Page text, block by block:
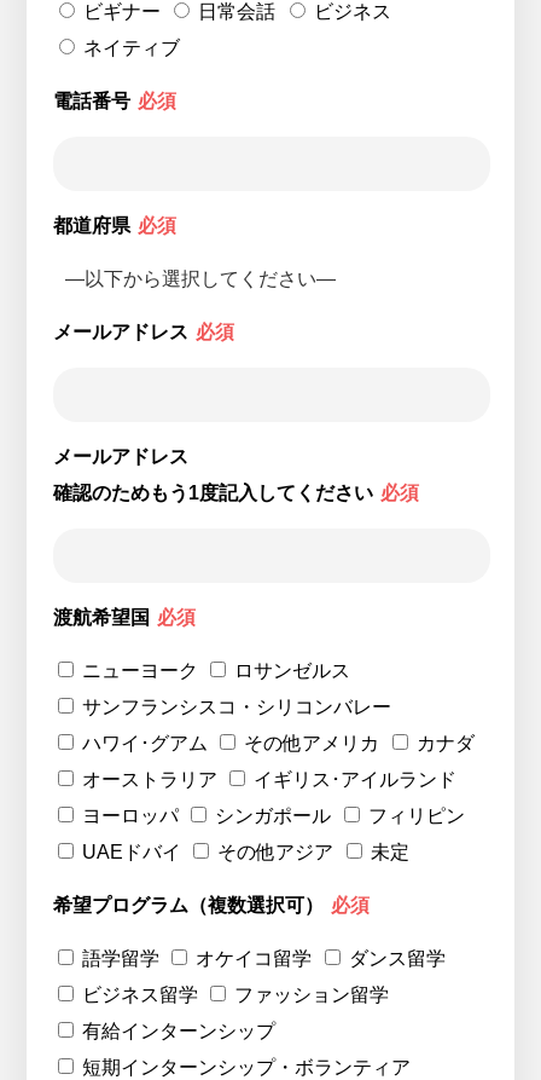
ビギナー 日常会話
ビジネス
ネイティブ
電話番号 必須
都道府県 必須
メールアドレス 必須
メールアドレス
確認のためもう1度記入してください 必須
渡航希望国 必須
ニューヨーク
ロサンゼルス
サンフランシスコ・シリコンバレー
ハワイ･グアム
その他アメリカ
カナダ
オーストラリア
イギリス･アイルランド
ヨーロッパ
シンガポール
フィリピン
UAEドバイ
その他アジア 未定
希望プログラム（複数選択可） 必須
語学留学 オケイコ留学
ダンス留学
ビジネス留学
ファッション留学
有給インターンシップ
短期インターンシップ・ボランティア